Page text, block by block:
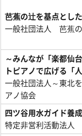
芭蕉の辻を基点とし
一般社団法人 芭蕉
～みんなが「楽都仙
トピアノで広げる「人
一般社団法人～東北
アノ協会
四ツ谷用水ガイド養
特定非営利活動法人